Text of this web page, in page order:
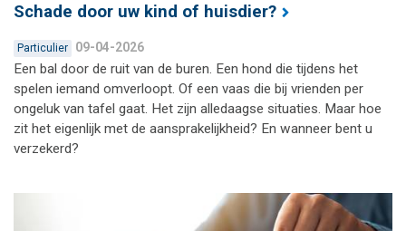
Schade door uw kind of huisdier?
Particulier 09-04-2026
Een bal door de ruit van de buren. Een hond die tijdens het
spelen iemand omverloopt. Of een vaas die bij vrienden per
ongeluk van tafel gaat. Het zijn alledaagse situaties. Maar hoe
zit het eigenlijk met de aansprakelijkheid? En wanneer bent u
verzekerd?